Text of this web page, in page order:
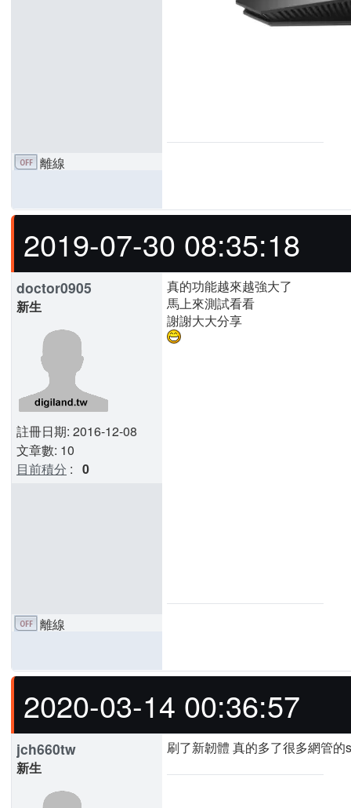
離線
2019-07-30 08:35:18
doctor0905
新生
註冊日期: 2016-12-08
文章數: 10
目前積分 : 0
真的功能越來越強大了
馬上來測試看看
謝謝大大分享
離線
2020-03-14 00:36:57
jch660tw
新生
刷了新韌體 真的多了很多網管